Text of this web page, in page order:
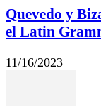
Quevedo y
el Latin
11/16/2023